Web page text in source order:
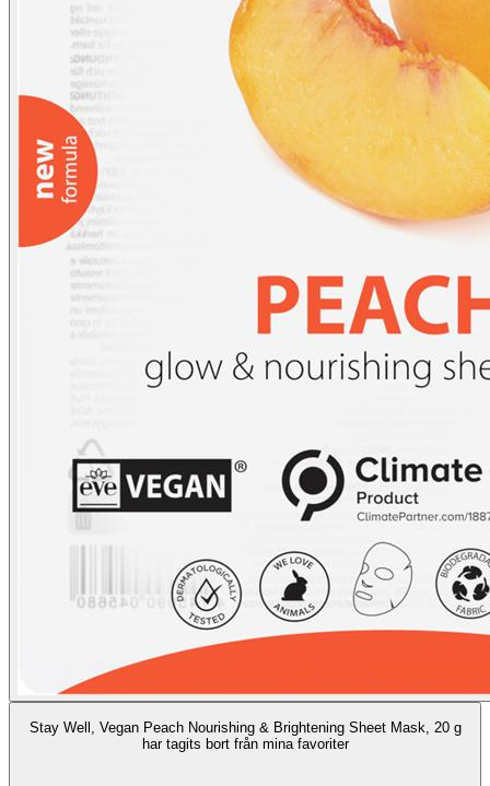
Stay Well, Vegan Peach Nourishing & Brightening Sheet Mask, 20 g
har tagits bort från mina favoriter